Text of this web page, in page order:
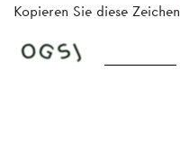
Kopieren Sie diese Zeichen